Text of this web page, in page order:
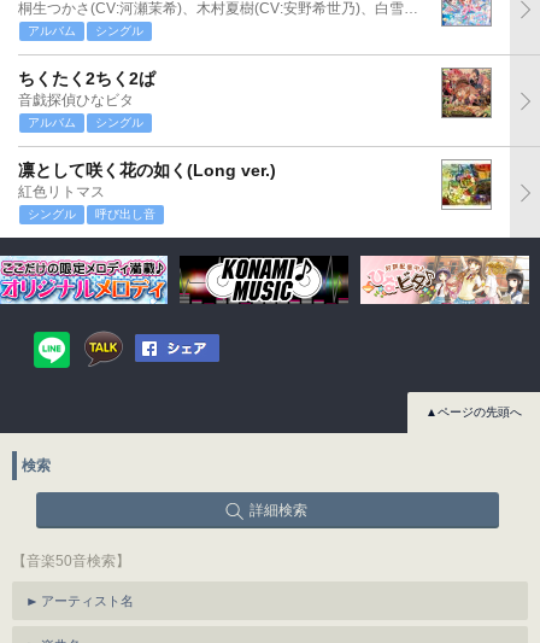
桐生つかさ(CV:河瀬茉希)、木村夏樹(CV:安野希世乃)、白雪千夜(CV:関口理咲)
アルバム シングル
ちくたく2ちく2ぱ
音戯探偵ひなビタ
アルバム シングル
凛として咲く花の如く(Long ver.)
紅色リトマス
シングル 呼び出し音
▲ページの先頭へ
検索
詳細検索
【音楽50音検索】
アーティスト名